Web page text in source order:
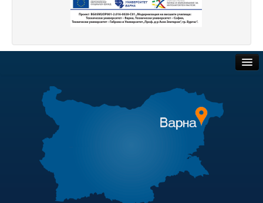
Търгове и наеми
Полезни връзки
Актуални документи
Академичен съвет